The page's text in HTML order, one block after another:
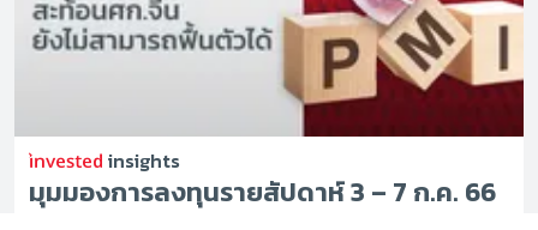
insights
มุมมองการลงทุนรายสัปดาห์ 3 – 7 ก.ค. 66